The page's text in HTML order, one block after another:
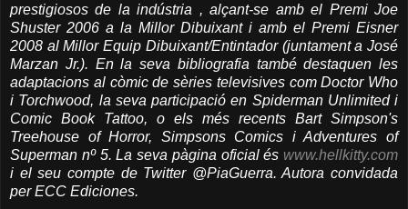
prestigiosos de la indústria , alçant-se amb el Premi Joe
Shuster 2006 a la Millor Dibuixant i amb el Premi Eisner
2008 al Millor Equip Dibuixant/Entintador (juntament a José
Marzan Jr.). En la seva bibliografia també destaquen les
adaptacions al còmic de sèries televisives com Doctor Who
i Torchwood, la seva participació en Spiderman Unlimited i
Comic Book Tattoo, o els més recents Bart Simpson's
Treehouse of Horror, Simpsons Comics i Adventures of
Superman nº 5. La seva pàgina oficial és www.hellkitty.com
i el seu compte de Twitter @PiaGuerra. Autora convidada
per ECC Ediciones.